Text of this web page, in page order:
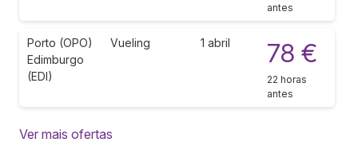
antes
Porto (OPO)
Edimburgo
(EDI)
Vueling 1 abril 78 €
22 horas
antes
Ver mais ofertas